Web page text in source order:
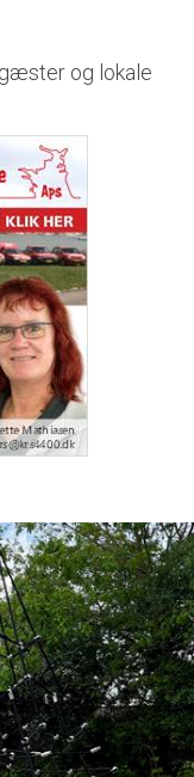
og lokale